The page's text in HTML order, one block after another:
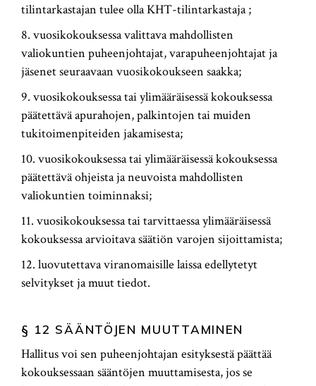
tilintarkastajan tulee olla KHT-tilintarkastaja ;
8. vuosikokouksessa valittava mahdollisten
valiokuntien puheenjohtajat, varapuheenjohtajat ja
jäsenet seuraavaan vuosikokoukseen saakka;
9. vuosikokouksessa tai ylimääräisessä kokouksessa
päätettävä apurahojen, palkintojen tai muiden
tukitoimenpiteiden jakamisesta;
10. vuosikokouksessa tai ylimääräisessä kokouksessa
päätettävä ohjeista ja neuvoista mahdollisten
valiokuntien toiminnaksi;
11. vuosikokouksessa tai tarvittaessa ylimääräisessä
kokouksessa arvioitava säätiön varojen sijoittamista;
12. luovutettava viranomaisille laissa edellytetyt
selvitykset ja muut tiedot.
§ 12 SÄÄNTÖJEN MUUTTAMINEN
Hallitus voi sen puheenjohtajan esityksestä päättää
kokouksessaan sääntöjen muuttamisesta, jos se